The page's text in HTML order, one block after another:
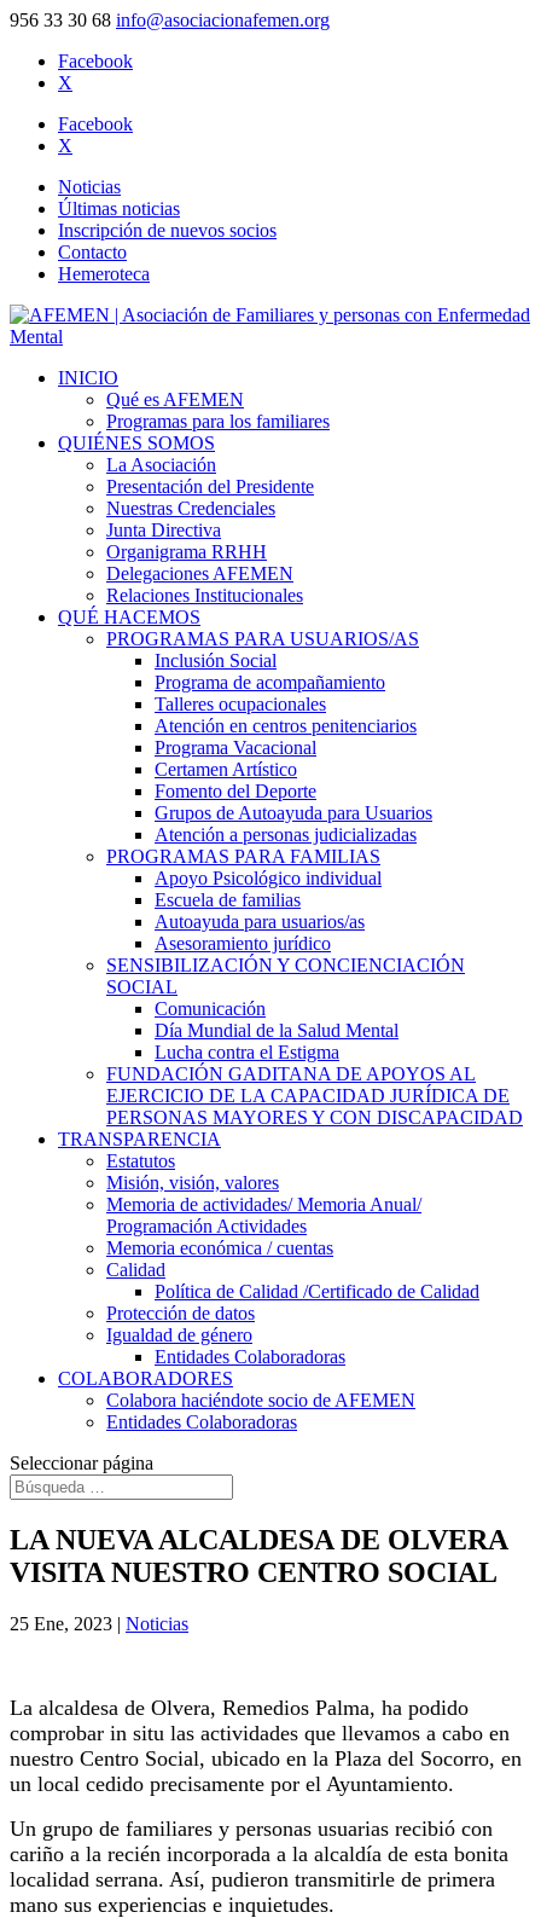
956 33 30 68 info@asociacionafemen.org
Facebook
X
Facebook
X
Noticias
Últimas noticias
Inscripción de nuevos socios
Contacto
Hemeroteca
INICIO
Qué es AFEMEN
Programas para los familiares
QUIÉNES SOMOS
La Asociación
Presentación del Presidente
Nuestras Credenciales
Junta Directiva
Organigrama RRHH
Delegaciones AFEMEN
Relaciones Institucionales
QUÉ HACEMOS
PROGRAMAS PARA USUARIOS/AS
Inclusión Social
Programa de acompañamiento
Talleres ocupacionales
Atención en centros penitenciarios
Programa Vacacional
Certamen Artístico
Fomento del Deporte
Grupos de Autoayuda para Usuarios
Atención a personas judicializadas
PROGRAMAS PARA FAMILIAS
Apoyo Psicológico individual
Escuela de familias
Autoayuda para usuarios/as
Asesoramiento jurídico
SENSIBILIZACIÓN Y CONCIENCIACIÓN
SOCIAL
Comunicación
Día Mundial de la Salud Mental
Lucha contra el Estigma
FUNDACIÓN GADITANA DE APOYOS AL
EJERCICIO DE LA CAPACIDAD JURÍDICA DE
PERSONAS MAYORES Y CON DISCAPACIDAD
TRANSPARENCIA
Estatutos
Misión, visión, valores
Memoria de actividades/ Memoria Anual/
Programación Actividades
Memoria económica / cuentas
Calidad
Política de Calidad /Certificado de Calidad
Protección de datos
Igualdad de género
Entidades Colaboradoras
COLABORADORES
Colabora haciéndote socio de AFEMEN
Entidades Colaboradoras
Seleccionar página
LA NUEVA ALCALDESA DE OLVERA
VISITA NUESTRO CENTRO SOCIAL
25 Ene, 2023 | Noticias
La alcaldesa de Olvera, Remedios Palma, ha podido
comprobar in situ las actividades que llevamos a cabo en
nuestro Centro Social, ubicado en la Plaza del Socorro, en
un local cedido precisamente por el Ayuntamiento.
Un grupo de familiares y personas usuarias recibió con
cariño a la recién incorporada a la alcaldía de esta bonita
localidad serrana. Así, pudieron transmitirle de primera
mano sus experiencias e inquietudes.